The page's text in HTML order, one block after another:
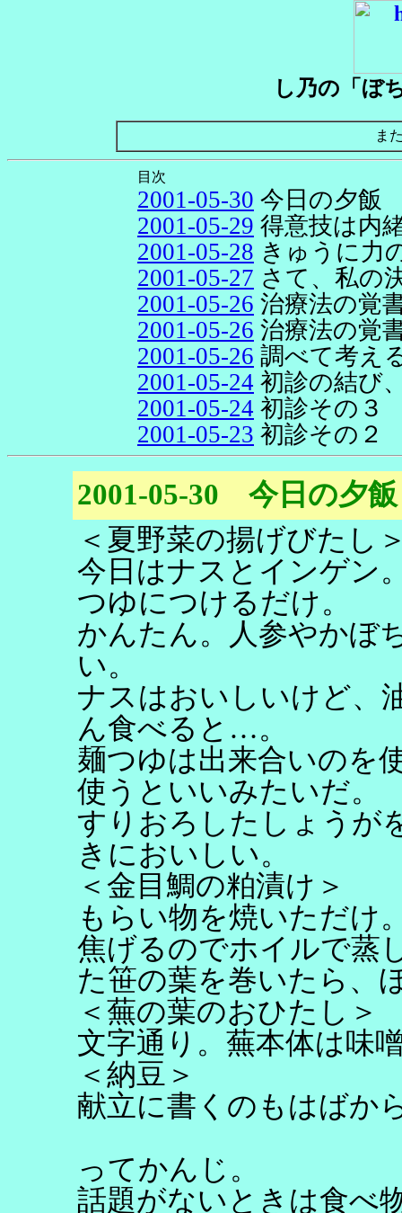
し乃の「ぼ
ま
目次
2001-05-30 今日の夕飯
2001-05-29 得意技は内
2001-05-28 きゅうに力
2001-05-27 さて、私の
2001-05-26 治療法の覚
2001-05-26 治療法の覚
2001-05-26 調べて考え
2001-05-24 初診の結び
2001-05-24 初診その３
2001-05-23 初診その２
2001-05-30 今日の夕飯
＜夏野菜の揚げびたし
今日はナスとインゲン
つゆにつけるだけ。
かんたん。人参やかぼ
い。
ナスはおいしいけど、
ん食べると…。
麺つゆは出来合いのを
使うといいみたいだ。
すりおろしたしょうが
きにおいしい。
＜金目鯛の粕漬け＞
もらい物を焼いただけ
焦げるのでホイルで蒸
た笹の葉を巻いたら、
＜蕪の葉のおひたし＞
文字通り。蕪本体は味
＜納豆＞
献立に書くのもはばか
ってかんじ。
話題がないときは食べ